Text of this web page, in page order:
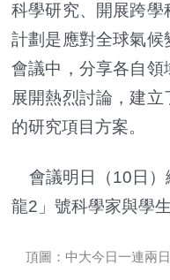
科學研究、開展跨學
計劃是應對全球氣候
會議中，分享各自領
展開熱烈討論，建
的研究項目方案。
會議明日（10日）
龍2」號科學家與學
頂圖：中大今日一連兩日